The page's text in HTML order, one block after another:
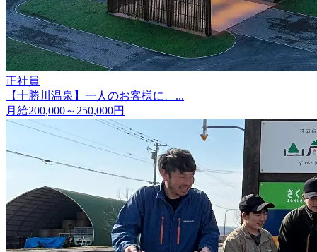
正社員
【十勝川温泉】一人のお客様に、...
月給200,000～250,000円